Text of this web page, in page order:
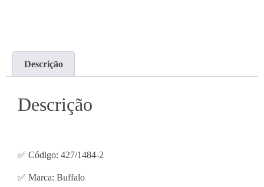
Descrição
Descrição
✅ Código: 427/1484-2
✅ Marca: Buffalo